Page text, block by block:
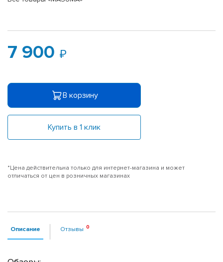
7 900
В корзину
Купить в 1 клик
*Цена действительна только для интернет-магазина и может
отличаться от цен в розничных магазинах
Описание Отзывы